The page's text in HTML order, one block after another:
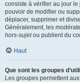
consiste à vérifier au jour
pouvoir de modifier ou
déplacer, supprimer et
Généralement, les
hors-sujetou publient du
Haut
Que sont les groupes
Les groupes permettent